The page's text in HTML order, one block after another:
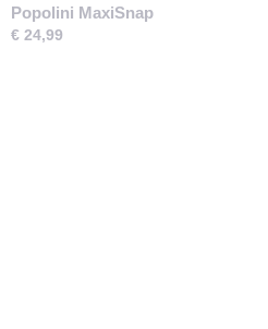
Popolini MaxiSnap
€ 24,99